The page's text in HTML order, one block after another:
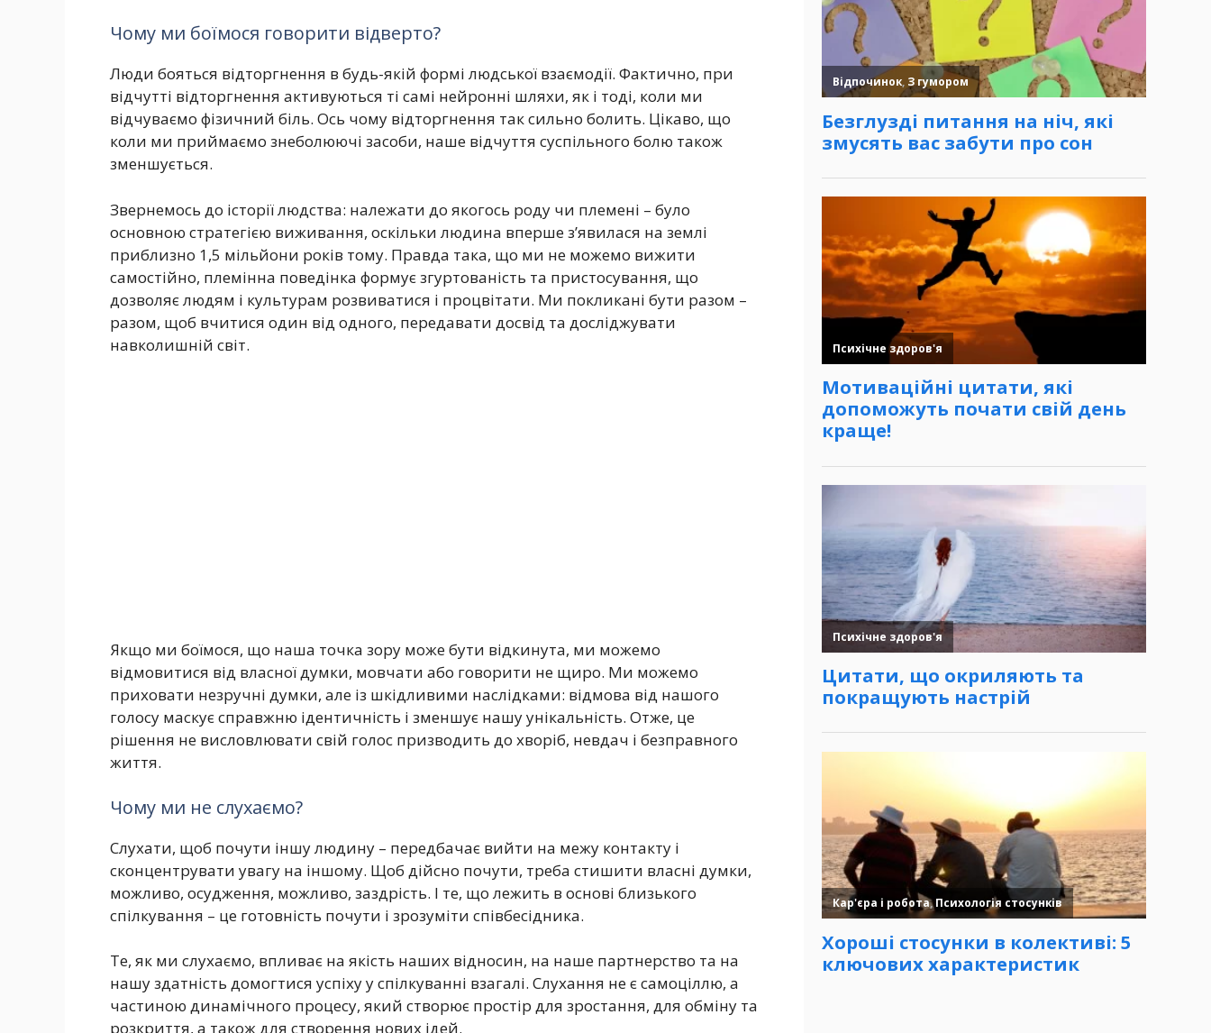
Чому ми боїмося говорити відверто?
Люди бояться відторгнення в будь-якій формі людської взаємодії. Фактично, при
відчутті відторгнення активуються ті самі нейронні шляхи, як і тоді, коли ми
відчуваємо фізичний біль. Ось чому відторгнення так сильно болить. Цікаво, що
коли ми приймаємо знеболюючі засоби, наше відчуття суспільного болю також
зменшується.
Звернемось до історії людства: належати до якогось роду чи племені – було
основною стратегією виживання, оскільки людина вперше з’явилася на землі
приблизно 1,5 мільйони років тому. Правда така, що ми не можемо вижити
самостійно, племінна поведінка формує згуртованість та пристосування, що
дозволяє людям і культурам розвиватися і процвітати. Ми покликані бути разом –
разом, щоб вчитися один від одного, передавати досвід та досліджувати
навколишній світ.
Якщо ми боїмося, що наша точка зору може бути відкинута, ми можемо
відмовитися від власної думки, мовчати або говорити не щиро. Ми можемо
приховати незручні думки, але із шкідливими наслідками: відмова від нашого
голосу маскує справжню ідентичність і зменшує нашу унікальність. Отже, це
рішення не висловлювати свій голос призводить до хворіб, невдач і безправного
життя.
Чому ми не слухаємо?
Слухати, щоб почути іншу людину – передбачає вийти на межу контакту і
сконцентрувати увагу на іншому. Щоб дійсно почути, треба стишити власні думки,
можливо, осудження, можливо, заздрість. І те, що лежить в основі близького
спілкування – це готовність почути і зрозуміти співбесідника.
Те, як ми слухаємо, впливає на якість наших відносин, на наше партнерство та на
нашу здатність домогтися успіху у спілкуванні взагалі. Слухання не є самоціллю, а
частиною динамічного процесу, який створює простір для зростання, для обміну та
розкриття, а також для створення нових ідей.